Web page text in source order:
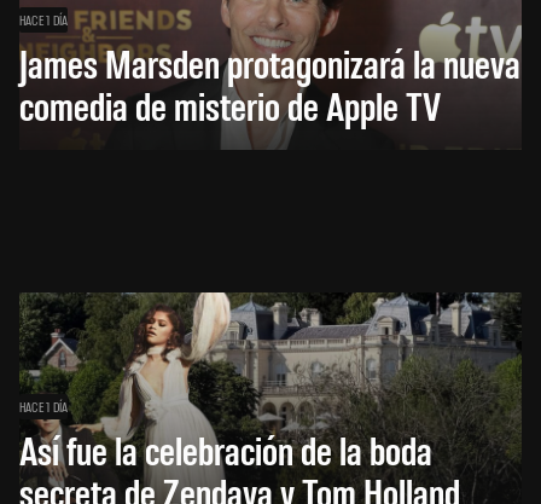
HACE 1 DÍA
James Marsden protagonizará la nueva
comedia de misterio de Apple TV
HACE 1 DÍA
Así fue la celebración de la boda
secreta de Zendaya y Tom Holland